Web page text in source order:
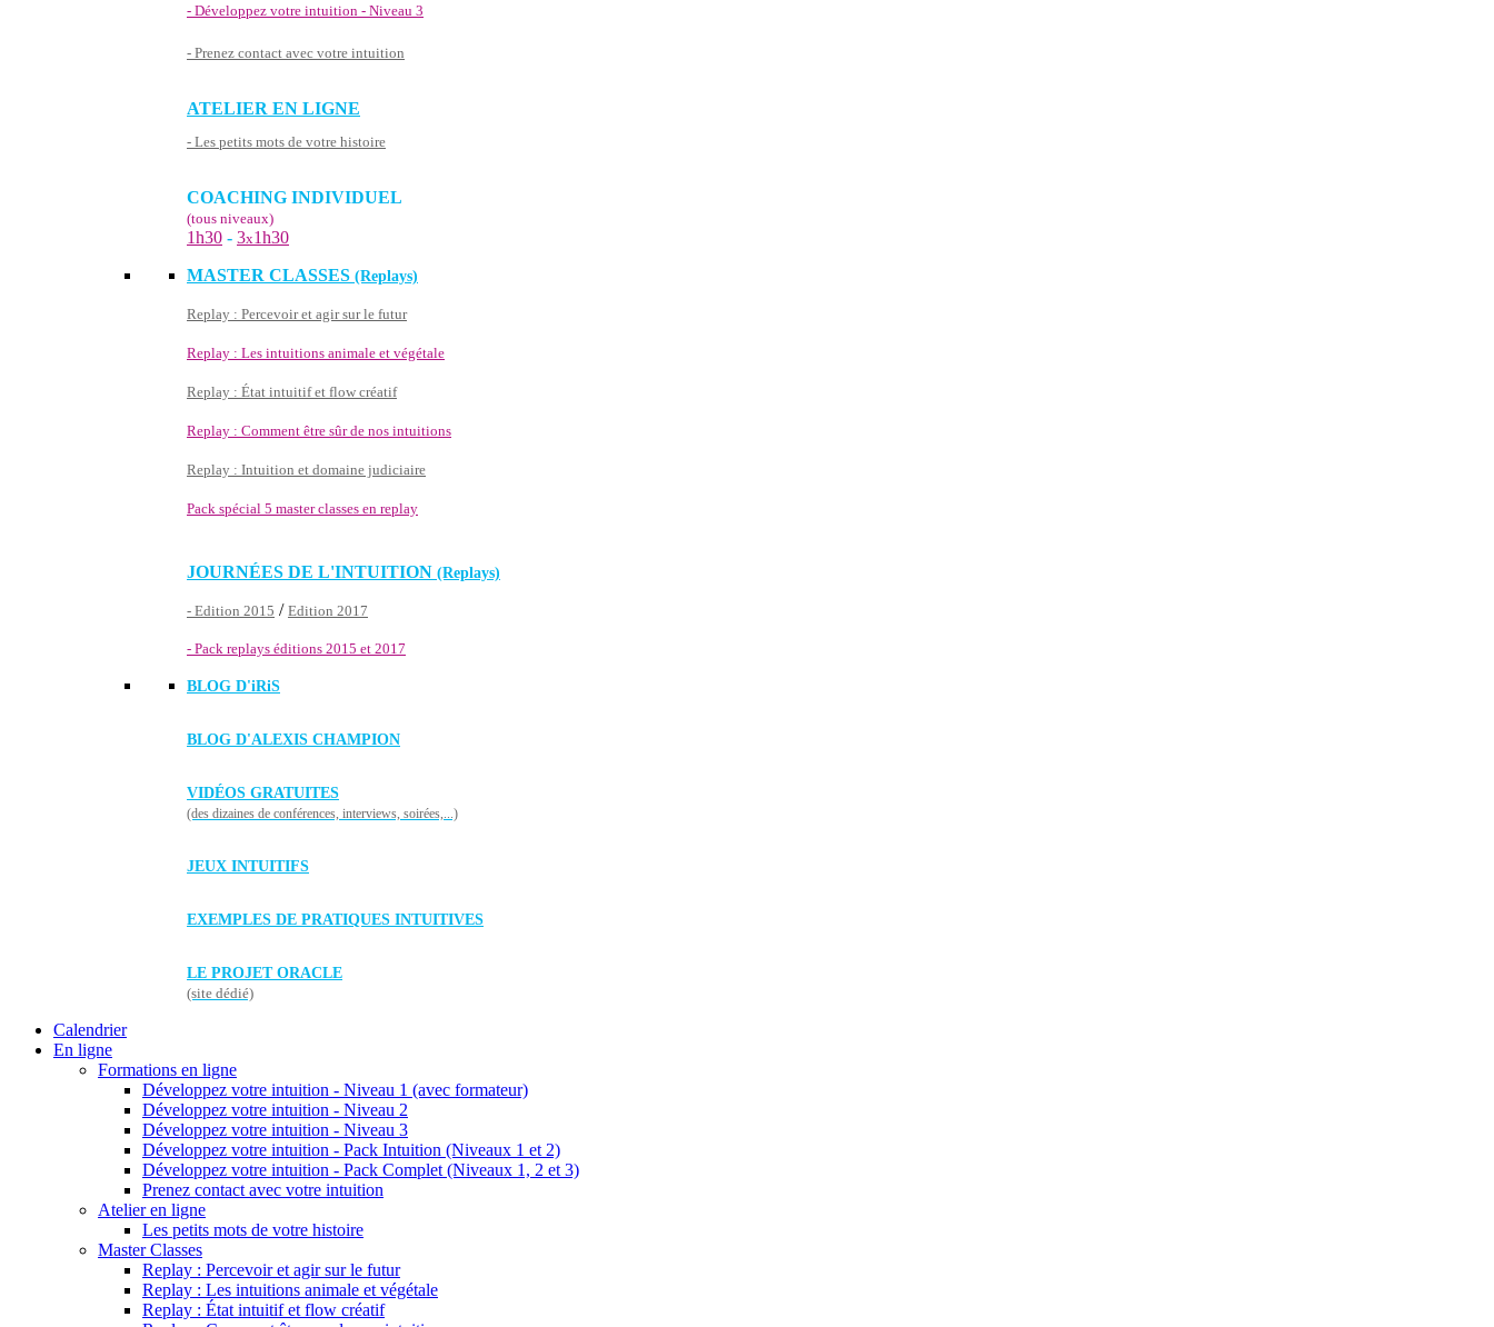
- Développez votre intuition - Niveau 3
- Prenez contact avec votre intuition
ATELIER EN LIGNE
- Les petits mots de votre histoire
COACHING INDIVIDUEL
(tous niveaux)
1h30 - 3x1h30
MASTER CLASSES (Replays)
Replay : Percevoir et agir sur le futur
Replay : Les intuitions animale et végétale
Replay : État intuitif et flow créatif
Replay : Comment être sûr de nos intuitions
Replay : Intuition et domaine judiciaire
Pack spécial 5 master classes en replay
JOURNÉES DE L'INTUITION (Replays)
- Edition 2015 / Edition 2017
- Pack replays éditions 2015 et 2017
BLOG D'iRiS
BLOG D'ALEXIS CHAMPION
VIDÉOS GRATUITES
(des dizaines de conférences, interviews, soirées,...)
JEUX INTUITIFS
EXEMPLES DE PRATIQUES INTUITIVES
LE PROJET ORACLE
(site dédié)
Calendrier
En ligne
Formations en ligne
Développez votre intuition - Niveau 1 (avec formateur)
Développez votre intuition - Niveau 2
Développez votre intuition - Niveau 3
Développez votre intuition - Pack Intuition (Niveaux 1 et 2)
Développez votre intuition - Pack Complet (Niveaux 1, 2 et 3)
Prenez contact avec votre intuition
Atelier en ligne
Les petits mots de votre histoire
Master Classes
Replay : Percevoir et agir sur le futur
Replay : Les intuitions animale et végétale
Replay : État intuitif et flow créatif